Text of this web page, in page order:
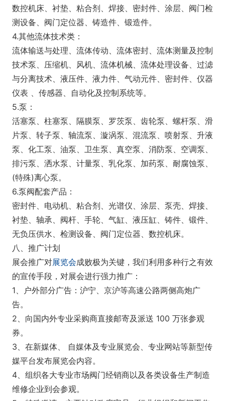
数控机床、衬垫、粘合剂、焊接、密封件、涂层、阀门检
测设备、阀门定位器、铸造件、锻造件。
4.其他流体技术类：
流体输送与处理、流体传动、流体密封、流体测量及控制
技术泵、压缩机、风机、流体机械、流体处理设备、过滤
与分离技术、液压件、液力件、气动元件、密封件、仪器
仪表 、传感器、自动化及控制系统等。
5.泵：
活塞泵、柱塞泵、隔膜泵、罗茨泵、齿轮泵、螺杆泵、滑
片泵、转子泵、轴流泵、漩涡泵、混流泵、喷射泵、升液
泵、化工泵、油泵、卫生泵、真空泵、消防泵、空调泵、
排污泵、洒水泵、计量泵、乳化泵、加药泵、耐腐蚀泵、
(特殊)离心泵。
6.泵阀配套产品：
密封件、电动机、粘合剂、光谱仪、涂层、泵壳、焊接、
衬垫、轴承、阀杆、手轮、气缸、液压缸、铸件、锻件、
无负压供水、检测设备、阀门定位器、数控机床。
八、推广计划
展会推广对展览会成败极为关键，我们利用多种行之有效
的宣传手段，对展会进行强力推广：
1、户外部分广告：沪宁、京沪等高速公路两侧高炮广
告。
2、向国内外专业采购商直接邮寄及派送 100 万张参观
券。
3、在新媒体、 自媒体及专业展览会、专业网站等新型传
媒平台发布展览会内容。
4、组织各大专业市场阀门经销商以及各类设备生产制造
维修企业到会参观。